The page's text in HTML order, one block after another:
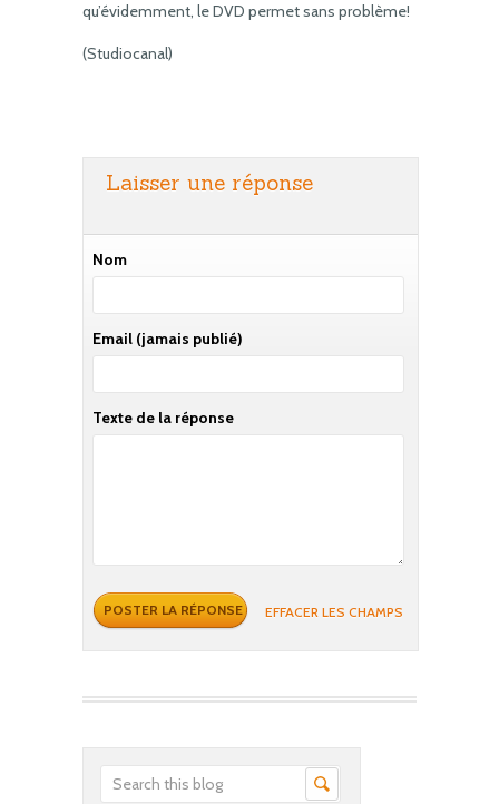
qu’évidemment, le DVD permet sans problème!
(Studiocanal)
Laisser une réponse
Nom
Email (jamais publié)
Texte de la réponse
EFFACER LES CHAMPS